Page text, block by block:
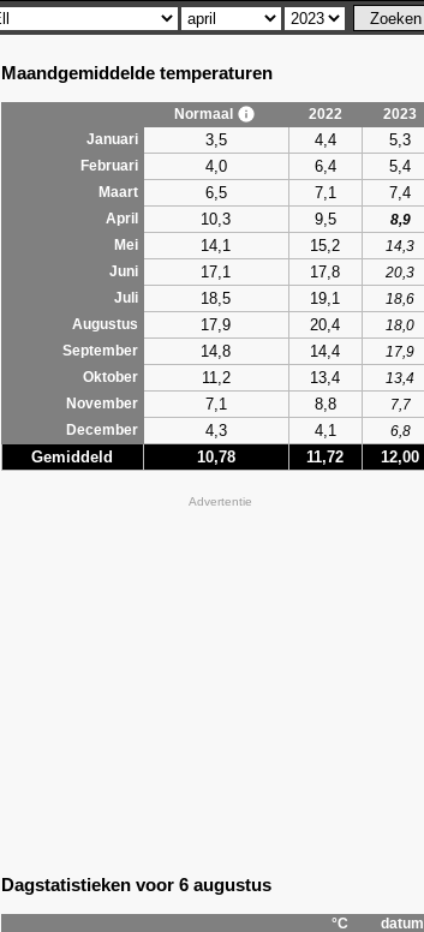
Maandgemiddelde temperaturen
Normaal 2022
2023
Januari
3,5 4,4 5,3
Februari 4,0 6,4 5,4
Maart 6,5 7,1 7,4
April 10,3 9,5
8,9
Mei
14,1 15,2
14,3
Juni
17,1 17,8
20,3
Juli
18,5 19,1
18,6
Augustus
17,9 20,4
18,0
September
14,8 14,4
17,9
Oktober
11,2 13,4
13,4
November
7,1 8,8
7,7
December
4,3 4,1 6,8
Gemiddeld 10,78 11,72 12,00
Advertentie
Dagstatistieken voor 6 augustus
°C
datum